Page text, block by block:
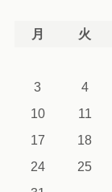
月
火
3
4
10
11
17
18
24
25